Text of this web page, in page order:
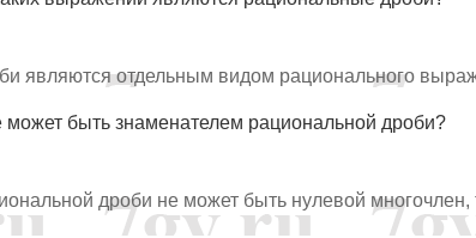
являются отдельным видом рационального
может быть знаменателем рациональной дроби?
дроби не может быть нулевой многочлен,